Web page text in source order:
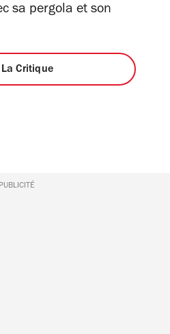
sa pergola et son
La Critique
PUBLICITÉ